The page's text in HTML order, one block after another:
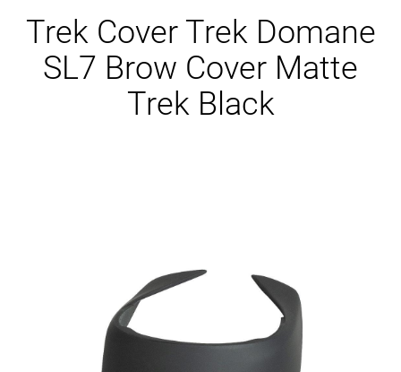
Trek Cover Trek Domane
SL7 Brow Cover Matte
Trek Black